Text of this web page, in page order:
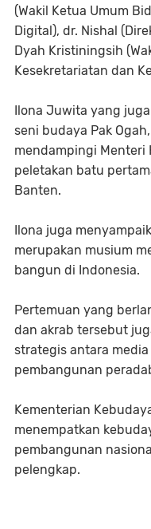
(Wakil Ketua Umum
Digital), dr. Nishal
Dyah Kristiningsih
Kesekretariatan dan
Ilona Juwita yang
seni budaya Pak
mendampingi Menteri
peletakan batu
Banten.
Ilona juga
merupakan musium
bangun di Indonesia.
Pertemuan yang
dan akrab tersebut
strategis antara
pembangunan
Kementerian
menempatkan
pembangunan
pelengkap.